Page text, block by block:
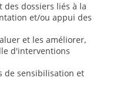
dossiers liés à la
et/ou appui des
et les améliorer,
d'interventions
de sensibilisation et